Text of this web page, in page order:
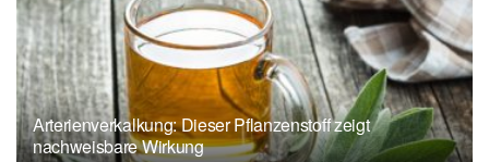
Arterienverkalkung: Dieser Pflanzenstoff zeigt
nachweisbare Wirkung